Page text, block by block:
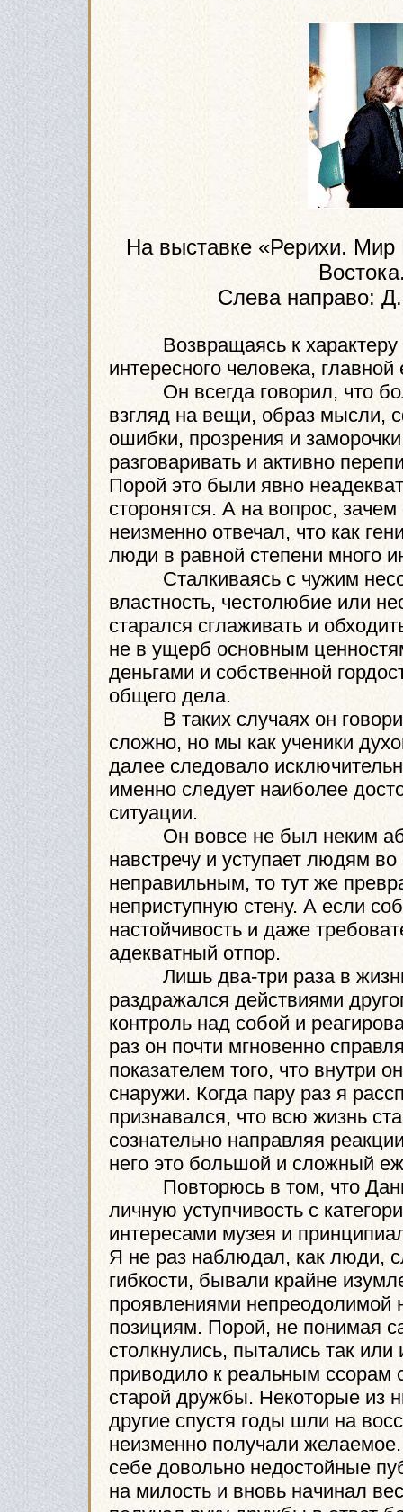
На выставке «Рерихи. Мир
Слева направо:
Возвращаясь к характеру и
интересного человека,
Он всегда говорил, что
взгляд на вещи, образ мысли,
ошибки, прозрения и
разговаривать и активно
Порой это были явно
сторонятся. А на вопрос,
неизменно отвечал, что как
люди в равной степени много
Сталкиваясь с чужим
властность, честолюбие или
старался сглаживать и
не в ущерб основным
деньгами и собственной
общего дела.
В таких случаях он говорил:
сложно, но мы как ученики
далее следовало
именно следует наиболее
ситуации.
Он вовсе не был неким
навстречу и уступает людям
неправильным, то тут же
неприступную стену. А если
настойчивость и даже
адекватный отпор.
Лишь два-три раза в жизни
раздражался действиями
контроль над собой и
раз он почти мгновенно
показателем того, что внутри
снаружи. Когда пару раз я
признавался, что всю жизнь
сознательно направляя
него это большой и сложный
Повторюсь в том, что
личную уступчивость с
интересами музея и
Я не раз наблюдал, как люди,
гибкости, бывали крайне
проявлениями непреодолимой
позициям. Порой, не понимая
столкнулись, пытались так или
приводило к реальным ссорам
старой дружбы. Некоторые из
другие спустя годы шли на
неизменно получали
себе довольно недостойные
на милость и вновь начинал